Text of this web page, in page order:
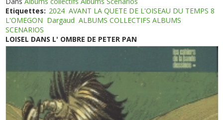
Etiquettes: 2024 AVANT LA QUETE DE L'OISEAU DU TEMPS 8
L'OMEGON Dargaud ALBUMS COLLECTIFS ALBUMS
SCENARIOS
LOISEL DANS L' OMBRE DE PETER PAN